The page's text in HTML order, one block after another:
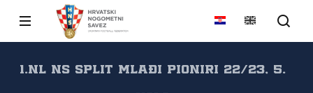
1.NL NS Split Mlađi pioniri 22/23, 5.